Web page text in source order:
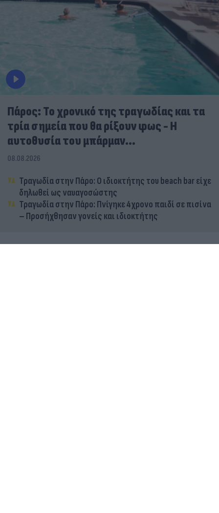
Πάρος: Το χρονικό της τραγωδίας και τα
τρία σημεία που θα ρίξουν φως - Η
αυτοθυσία του μπάρμαν...
08.08.2026
Τραγωδία στην Πάρο: Ο ιδιοκτήτης του beach bar είχε
δηλωθεί ως ναυαγοσώστης
Τραγωδία στην Πάρο: Πνίγηκε 4χρονο παιδί σε πισίνα
– Προσήχθησαν γονείς και ιδιοκτήτης